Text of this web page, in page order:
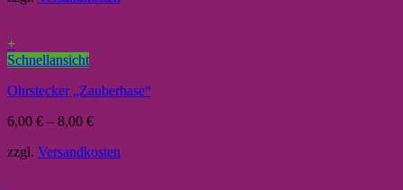
+
Schnellansicht
Ohrstecker „Zauberhase“
6,00 € – 8,00 €
zzgl. Versandkosten